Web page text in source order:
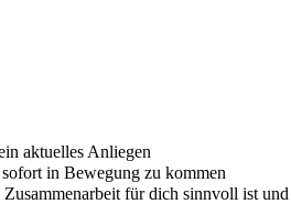
aktuelles Anliegen
in Bewegung zu kommen
für dich sinnvoll ist